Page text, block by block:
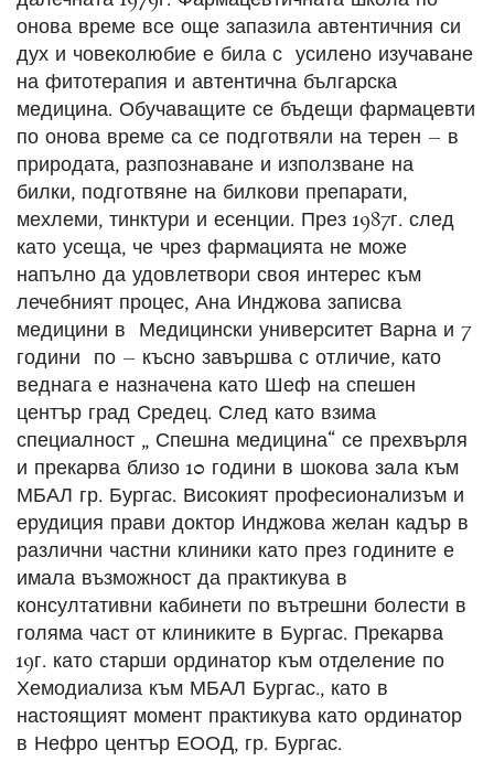
онова време все още запазила автентичния си
дух и човеколюбие е била с усилено изучаване
на фитотерапия и автентична българска
медицина. Обучаващите се бъдещи фармацевти
по онова време са се подготвяли на терен – в
природата, разпознаване и използване на
билки, подготвяне на билкови препарати,
мехлеми, тинктури и есенции. През 1987г. след
като усеща, че чрез фармацията не може
напълно да удовлетвори своя интерес към
лечебният процес, Ана Инджова записва
медицини в Медицински университет Варна и 7
години по – късно завършва с отличие, като
веднага е назначена като Шеф на спешен
център град Средец. След като взима
специалност „ Спешна медицина“ се прехвърля
и прекарва близо 10 години в шокова зала към
МБАЛ гр. Бургас. Високият професионализъм и
ерудиция прави доктор Инджова желан кадър в
различни частни клиники като през годините е
имала възможност да практикува в
консултативни кабинети по вътрешни болести в
голяма част от клиниките в Бургас. Прекарва
19г. като старши ординатор към отделение по
Хемодиализа към МБАЛ Бургас., като в
настоящият момент практикува като ординатор
в Нефро център ЕООД, гр. Бургас.